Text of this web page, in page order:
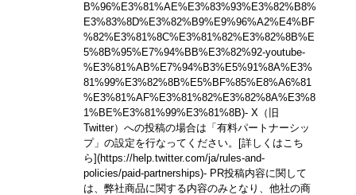
B%96%E3%81%AE%E3%83%93%E3%82%B8%
E3%83%8D%E3%82%B9%E9%96%A2%E4%BF
%82%E3%81%8C%E3%81%82%E3%82%8B%E
5%8B%95%E7%94%BB%E3%82%92-youtube-
%E3%81%AB%E7%94%B3%E5%91%8A%E3%
81%99%E3%82%8B%E5%BF%85%E8%A6%81
%E3%81%AF%E3%81%82%E3%82%8A%E3%8
1%BE%E3%81%99%E3%81%8B)- X（旧
Twitter）への投稿の場合は「有料パートナーシッ
プ」の設定を行なってください。
[詳しくはこち
ら](https://help.twitter.com/ja/rules-and-
policies/paid-partnerships)- PR投稿内容に関して
は、弊社商品に関する内容のみとなり、他社の商